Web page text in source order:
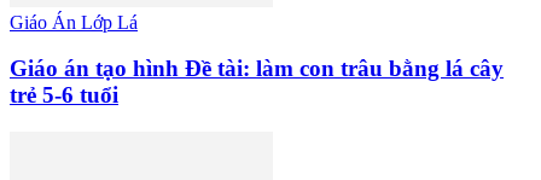
Giáo Án Lớp Lá
Giáo án tạo hình Đề tài: làm con trâu bằng lá cây
trẻ 5-6 tuổi